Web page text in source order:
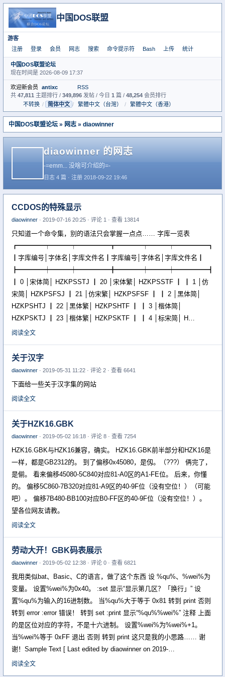
中国DOS联盟
游客
注册
登录 会员 网志 搜索 命令提示符 Bash 上传 统计
中国DOS联盟论坛
现在时间是 2026-08-09 17:37
欢迎新会员 antixc
RSS
共 47,811 主题排行 / 349,896 发帖 / 今日 1 篇 / 48,254 会员排行
不转换 / 简体中文 / 繁體中文（台灣） / 繁體中文（香港）
中国DOS联盟论坛 » 网志 » diaowinner
diaowinner 的网志
-=emm... 没啥可介绍的=-
日志 4 篇 · 注册 2018-09-22 19:46
CCDOS的特殊显示
diaowinner · 2019-07-16 20:25 · 评论 1 · 查看 13814
只知道一个命令集，别的语法只会掌握一点点…… 字库一览表
┏━━━━┯━━━┯━━━━━┳━━━━┯━━━┯━━━━━┓
┃字库编号│字体名│字库文件名┃字库编号│字体名│字库文件名┃
┣━━━━┿━━━┿━━━━━╋━━━━┿━━━┿━━━━━┫
┃ 0 │宋体简│ HZKPSSTJ ┃ 20 │宋体繁│ HZKPSSTF ┃ ┃ 1 │仿
宋简│ HZKPSFSJ ┃ 21 │仿宋繁│ HZKPSFSF ┃ ┃ 2 │黑体简│
HZKPSHTJ ┃ 22 │黑体繁│ HZKPSHTF ┃ ┃ 3 │楷体简│
HZKPSKTJ ┃ 23 │楷体繁│ HZKPSKTF ┃ ┃ 4 │标宋简│ H…
阅读全文
关于汉字
diaowinner · 2019-05-31 11:22 · 评论 2 · 查看 6641
下面给一些关于汉字集的网站
阅读全文
关于HZK16.GBK
diaowinner · 2019-05-02 16:18 · 评论 8 · 查看 7254
HZK16.GBK与HZK16兼容，确实。 HZK16.GBK前半部分和HZK16是
一样，都是GB2312的。 到了偏移0x45080，是仭。（???） 侢完了，
是偂。 看来偏移45080-5C840对应81-A0区的A1-FE位。 后来，你懂
的。 偏移5C860-7B320对应81-A9区的40-9F位（没有空位！）（可能
吧）。 偏移7B480-BB100对应B0-FF区的40-9F位（没有空位！）。
望各位网友请教。
阅读全文
劳动大开！GBK码表展示
diaowinner · 2019-05-02 12:38 · 评论 0 · 查看 6821
我用类似bat、Basic、C的语言，做了这个东西 设 %qu%、%wei%为
变量。 设置%wei%为0x40。 :set 显示“显示第几区？「换行」” 设
置%qu%为输入的16进制数。 当%qu%大于等于 0x81 转到 print 否则
转到 error :error 错误！ 转到 set :print 显示“%qu%%wei%” 注释 上面
的是区位对应的字符，不是十六进制。 设置%wei%为%wei%+1。
当%wei%等于 0xFF 退出 否则 转到 print 这只是我的小思路…… 谢
谢！Sample Text [ Last edited by diaowinner on 2019-…
阅读全文